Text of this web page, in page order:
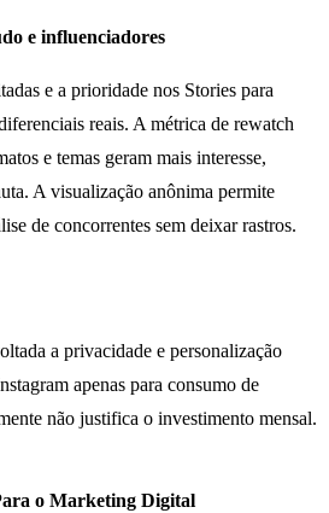
e influenciadores
e a prioridade nos Stories para
reais. A métrica de rewatch
e temas geram mais interesse,
A visualização anônima permite
de concorrentes sem deixar rastros.
a privacidade e personalização
apenas para consumo de
não justifica o investimento mensal.
o Marketing Digital